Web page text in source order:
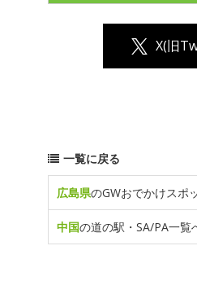
X(旧
一覧に戻る
広島県のGWおでかけスポ
中国の道の駅・SA/PA一覧